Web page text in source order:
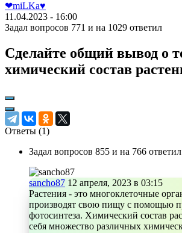
❤︎miLKa♥︎
11.04.2023 - 16:00
Задал вопросов 771 и на 1029 ответил
Сделайте общий вывод о
химический состав
Ответы (1)
Задал вопросов 855 и на 766 ответил
sancho87 12 апреля, 2023 в 03:15
Растения - это многоклеточные
производят свою пищу с помощью
фотосинтеза. Химический состав
себя множество различных